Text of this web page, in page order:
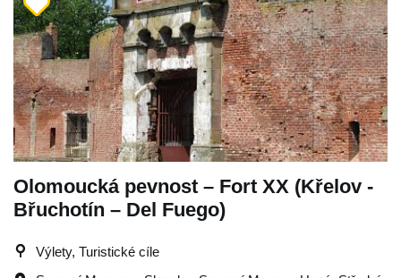
Olomoucká pevnost – Fort XX (Křelov -
Břuchotín – Del Fuego)
Výlety, Turistické cíle